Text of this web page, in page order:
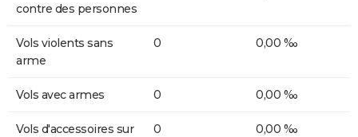
contre des personnes
Vols violents sans
arme
0 0,00 ‰
Vols avec armes 0 0,00 ‰
Vols d'accessoires sur
0 0,00 ‰